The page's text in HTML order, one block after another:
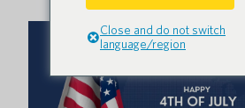
Close and do not switch
language/region